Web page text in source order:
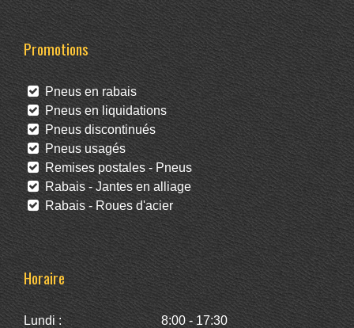
Promotions
Pneus en rabais
Pneus en liquidations
Pneus discontinués
Pneus usagés
Remises postales - Pneus
Rabais - Jantes en alliage
Rabais - Roues d'acier
Horaire
Lundi :
8:00 - 17:30